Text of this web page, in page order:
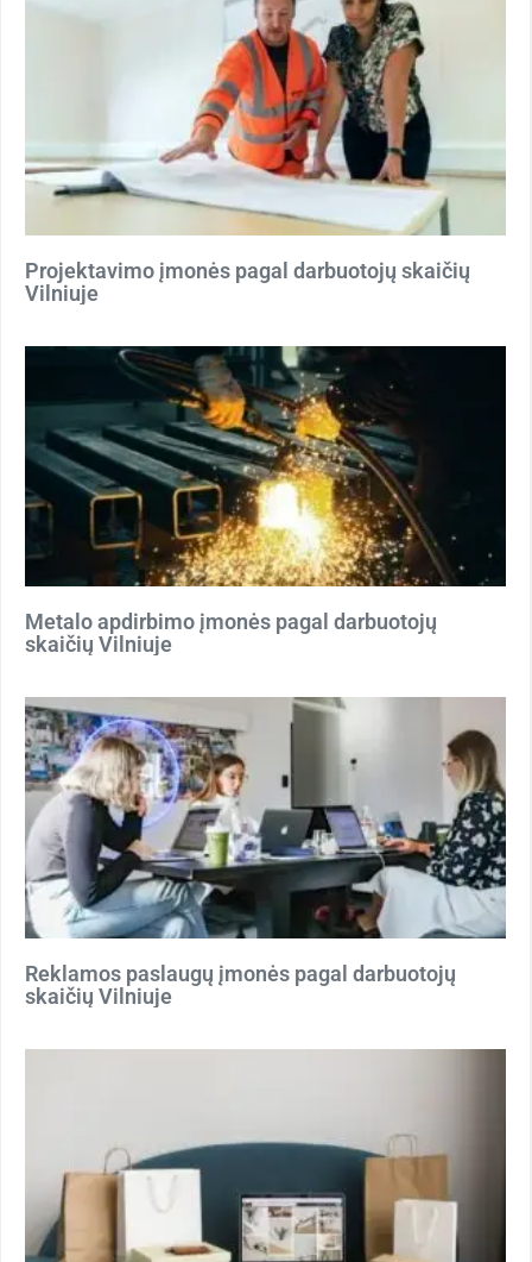
Projektavimo įmonės pagal darbuotojų skaičių
Vilniuje
Metalo apdirbimo įmonės pagal darbuotojų
skaičių Vilniuje
Reklamos paslaugų įmonės pagal darbuotojų
skaičių Vilniuje